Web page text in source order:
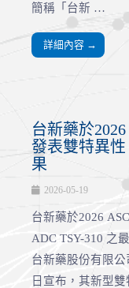
簡稱「台新 …
詳細內容 →
台新藥於
發表雙特異性
果
2026-05-19
台新藥於2026
ADC TSY-310 之
台新藥股份有限
日宣布，其新型